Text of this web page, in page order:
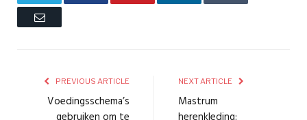
Email
PREVIOUS ARTICLE
Voedingsschema’s
NEXT ARTICLE
Mastrum